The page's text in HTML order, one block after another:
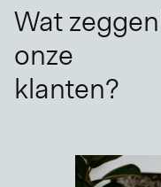
Wat zeggen
onze
klanten?